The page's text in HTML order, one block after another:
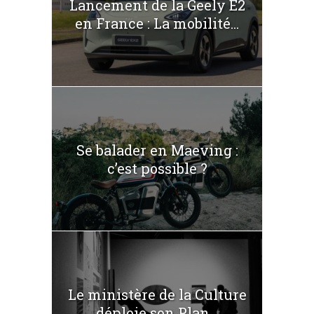
Lancement de la Geely E2
en France : La mobilité...
Se balader en Maeving :
c’est possible ?
Le ministère de la Culture